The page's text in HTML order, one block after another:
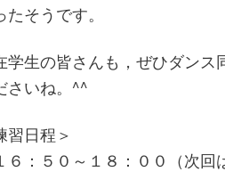
そうです。
学生の皆さんも，ぜひダンス
さいね。^^
習日程＞
：５０～１８：００（次回